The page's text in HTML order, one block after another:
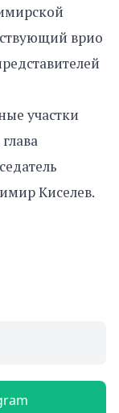
врио
участки
Киселев.